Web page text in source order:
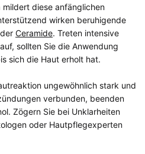
mildert diese anfänglichen
wirken beruhigende
Ceramide. Treten intensive
sollten Sie die Anwendung
sich die Haut erholt hat.
ungewöhnlich stark und
verbunden, beenden
Zögern Sie bei Unklarheiten
oder Hautpflegexperten